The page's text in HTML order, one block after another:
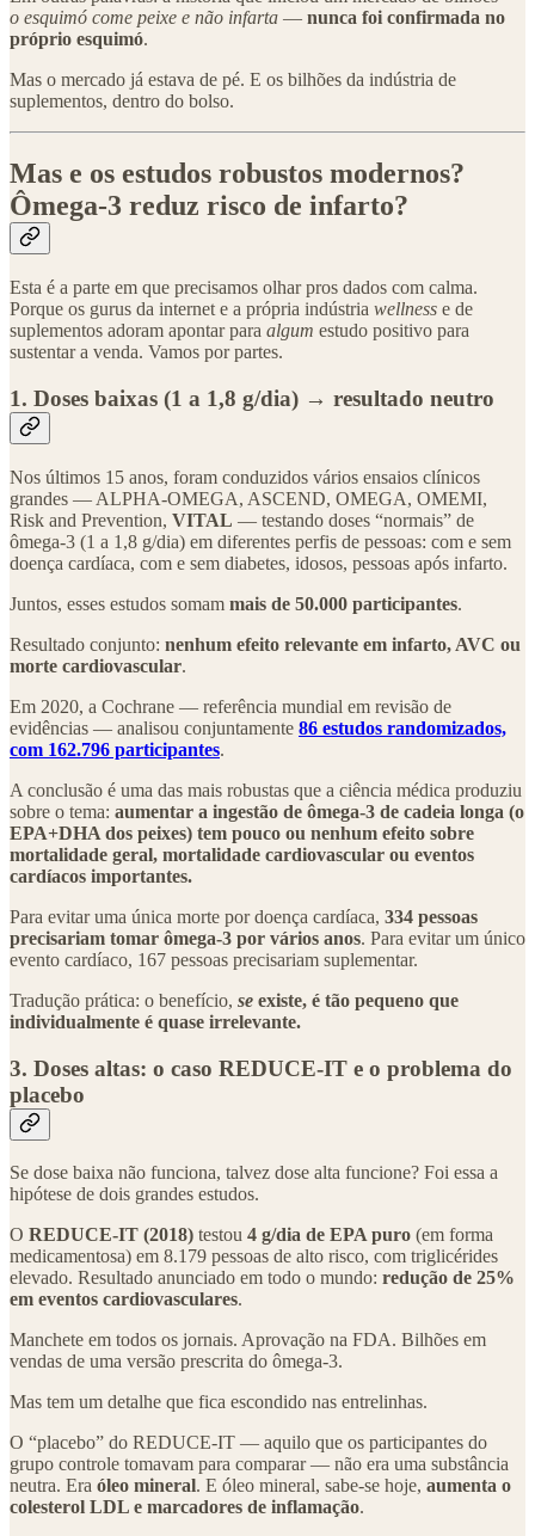
o esquimó come peixe e não infarta — nunca foi confirmada no
próprio esquimó.
Mas o mercado já estava de pé. E os bilhões da indústria de
suplementos, dentro do bolso.
Mas e os estudos robustos modernos?
Ômega-3 reduz risco de infarto?
Esta é a parte em que precisamos olhar pros dados com calma.
Porque os gurus da internet e a própria indústria wellness e de
suplementos adoram apontar para algum estudo positivo para
sustentar a venda. Vamos por partes.
1. Doses baixas (1 a 1,8 g/dia) → resultado neutro
Nos últimos 15 anos, foram conduzidos vários ensaios clínicos
grandes — ALPHA-OMEGA, ASCEND, OMEGA, OMEMI,
Risk and Prevention, VITAL — testando doses “normais” de
ômega-3 (1 a 1,8 g/dia) em diferentes perfis de pessoas: com e sem
doença cardíaca, com e sem diabetes, idosos, pessoas após infarto.
Juntos, esses estudos somam mais de 50.000 participantes.
Resultado conjunto: nenhum efeito relevante em infarto, AVC ou
morte cardiovascular.
Em 2020, a Cochrane — referência mundial em revisão de
evidências — analisou conjuntamente 86 estudos randomizados,
com 162.796 participantes.
A conclusão é uma das mais robustas que a ciência médica produziu
sobre o tema: aumentar a ingestão de ômega-3 de cadeia longa (o
EPA+DHA dos peixes) tem pouco ou nenhum efeito sobre
mortalidade geral, mortalidade cardiovascular ou eventos
cardíacos importantes.
Para evitar uma única morte por doença cardíaca, 334 pessoas
precisariam tomar ômega-3 por vários anos. Para evitar um único
evento cardíaco, 167 pessoas precisariam suplementar.
Tradução prática: o benefício, se existe, é tão pequeno que
individualmente é quase irrelevante.
3. Doses altas: o caso REDUCE-IT e o problema do
placebo
Se dose baixa não funciona, talvez dose alta funcione? Foi essa a
hipótese de dois grandes estudos.
O REDUCE-IT (2018) testou 4 g/dia de EPA puro (em forma
medicamentosa) em 8.179 pessoas de alto risco, com triglicérides
elevado. Resultado anunciado em todo o mundo: redução de 25%
em eventos cardiovasculares.
Manchete em todos os jornais. Aprovação na FDA. Bilhões em
vendas de uma versão prescrita do ômega-3.
Mas tem um detalhe que fica escondido nas entrelinhas.
O “placebo” do REDUCE-IT — aquilo que os participantes do
grupo controle tomavam para comparar — não era uma substância
neutra. Era óleo mineral. E óleo mineral, sabe-se hoje, aumenta o
colesterol LDL e marcadores de inflamação.